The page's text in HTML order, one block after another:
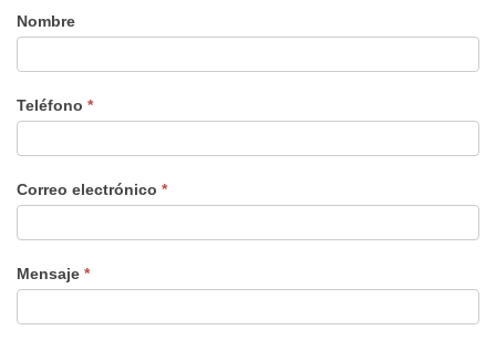
Nombre
Teléfono *
Correo electrónico *
Mensaje *